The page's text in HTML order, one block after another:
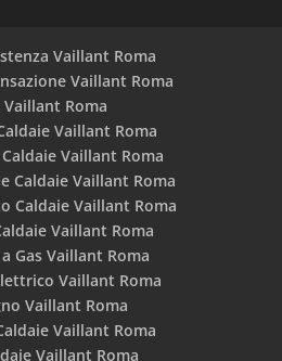
Vaillant Roma
Vaillant Roma
Vaillant Roma
Vaillant Roma
Vaillant Roma
Caldaie Vaillant Roma
Caldaie Vaillant Roma
Vaillant Roma
Gas Vaillant Roma
Vaillant Roma
Vaillant Roma
Vaillant Roma
Vaillant Roma